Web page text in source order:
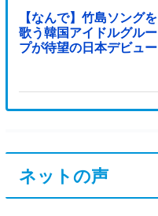
【なんで】竹島ソングを
歌う韓国アイドルグルー
プが待望の日本デビュー
ネットの声